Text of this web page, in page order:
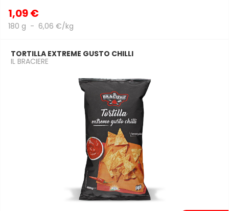
1,09 €
180 g - 6,06 €/kg
TORTILLA EXTREME GUSTO CHILLI
IL BRACIERE